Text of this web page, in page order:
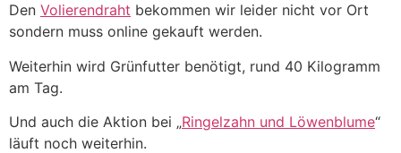
Den Volierendraht bekommen wir leider nicht vor Ort
sondern muss online gekauft werden.
Weiterhin wird Grünfutter benötigt, rund 40 Kilogramm
am Tag.
Und auch die Aktion bei „Ringelzahn und Löwenblume“
läuft noch weiterhin.